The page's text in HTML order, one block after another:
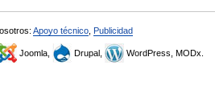
Apoyo técnico Publicidad
Joomla, Drupal, WordPress, MODx.